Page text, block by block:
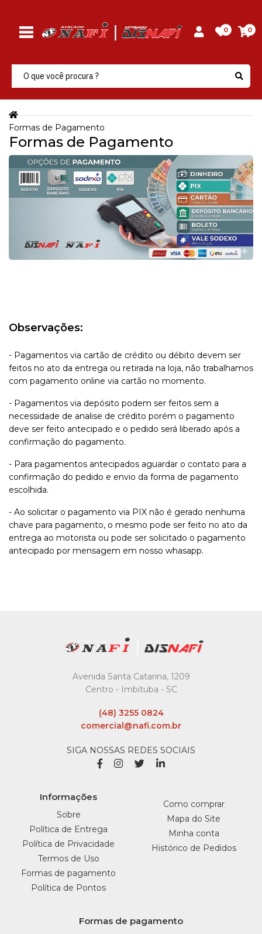
0 0
Formas de Pagamento
Formas de Pagamento
Observações:
- Pagamentos via cartão de crédito ou débito devem ser
feitos no ato da entrega ou retirada na loja, não trabalhamos
com pagamento online via cartão no momento.
- Pagamentos via depósito podem ser feitos sem a
necessidade de analise de crédito porém o pagamento
deve ser feito antecipado e o pedido será liberado após a
confirmação do pagamento.
- Para pagamentos antecipados aguardar o contato para a
confirmação do pedido e envio da forma de pagamento
escolhida.
- Ao solicitar o pagamento via PIX não é gerado nenhuma
chave para pagamento, o mesmo pode ser feito no ato da
entrega ao motorista ou pode ser solicitado o pagamento
antecipado por mensagem em nosso whasapp.
Avenida Santa Catarina, 1209
Centro - Imbituba - SC
(48) 3255 0824
comercial@nafi.com.br
SIGA NOSSAS REDES SOCIAIS
Informações
Sobre
Política de Entrega
Política de Privacidade
Termos de Uso
Formas de pagamento
Política de Pontos
Como comprar
Mapa do Site
Minha conta
Histórico de Pedidos
Formas de pagamento